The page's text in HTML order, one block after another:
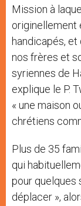
Mission à
originellement
handicapés,
nos frères et
syriennes de
explique le P.
« une maison
chrétiens
Plus de 35
qui
pour quelques
déplacer »,